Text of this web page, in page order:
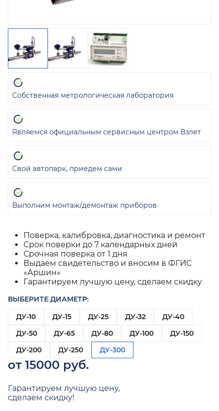
Поверка, калибровка, диагностика и ремонт
Срок поверки до 7 календарных дней
Срочная поверка от 1 дня
Выдаем свидетельство и вносим в ФГИС
«Аршин»
Гарантируем лучшую цену, сделаем скидку
ВЫБЕРИТЕ ДИАМЕТР:
ДУ-10
ДУ-15 ДУ-25 ДУ-32
ДУ-40
ДУ-50
ДУ-65 ДУ-80 ДУ-100
ДУ-150
ДУ-200
ДУ-250 ДУ-300
от 15000 руб.
Гарантируем лучшую цену,
сделаем скидку!
Собственная метрологическая лаборатория
Являемся официальным сервисным центром Взлет
Свой автопарк, приедем сами
Выполним монтаж/демонтаж приборов